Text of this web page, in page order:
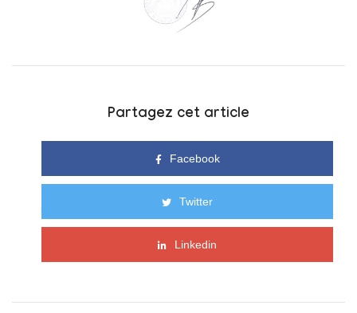
Partagez cet article
Facebook
Twitter
Linkedin